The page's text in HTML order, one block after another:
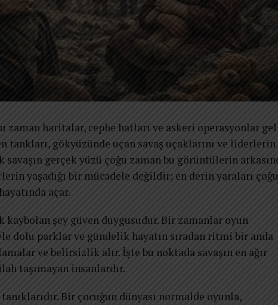
zaman haritalar, cephe hatları ve askeri operasyonlar
tankları, gökyüzünde uçan savaş uçaklarını ve liderlerin
savaşın gerçek yüzü çoğu zaman bu görüntülerin
yaşadığı bir mücadele değildir; en derin yaraları çoğu
açar.
kaybolan şey güven duygusudur. Bir zamanlar oyun
dolu parklar ve gündelik hayatın sıradan ritmi bir anda
ve belirsizlik alır. İşte bu noktada savaşın en ağır
taşımayan insanlardır.
Bir çocuğun dünyası normalde oyunla,